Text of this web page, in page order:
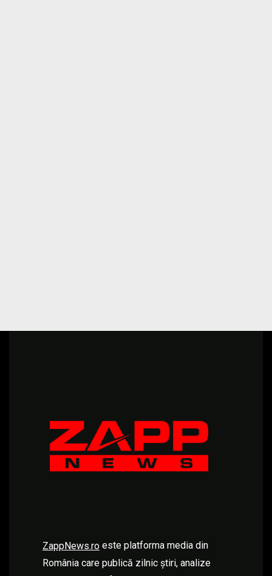
ZappNews.ro este platforma media din
România care publică zilnic știri, analize